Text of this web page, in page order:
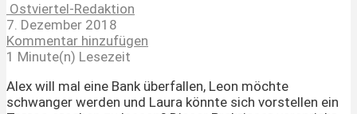
Ostviertel-Redaktion
7. Dezember 2018
Kommentar hinzufügen
1 Minute(n) Lesezeit
Alex will mal eine Bank überfallen, Leon möchte
schwanger werden und Laura könnte sich vorstellen ein